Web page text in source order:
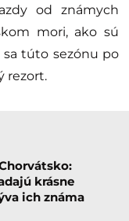
od známych
mori, ako sú
sa túto sezónu po
rezort.
krásne
ich známa